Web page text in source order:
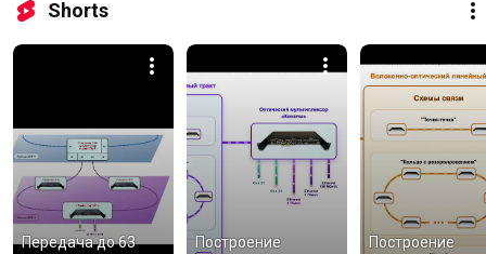
Shorts
Передача до 63 Построение Построение